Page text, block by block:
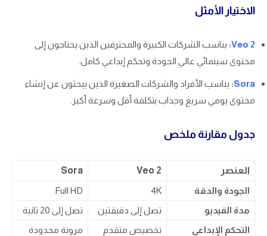
الاختيار الأمثل
Veo 2
: يناسب الشركات الكبيرة والمحترفين الذين يحتاجون إلى
محتوى سينمائي عالي الجودة وتحكم إبداعي كامل.
Sora
: يناسب الأفراد والشركات الصغيرة الذين يبحثون عن إنشاء
محتوى يومي سريع وجذاب بتكلفة أقل وسرعة أكبر.
جدول مقارنة ملخص
العنصر Veo 2
Sora
الجودة والدقة
4K
Full HD
مدة الفيديو
تصل إلى دقيقتين
تصل إلى 20 ثانية
التحكم الإبداعي
تخصيص متقدم
مرونة محدودة